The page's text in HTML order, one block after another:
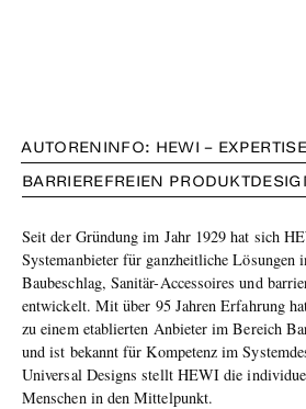
AUTORENINFO: HEWI –
BARRIEREFREIEN
Seit der Gründung im Jahr 1929 hat sich
Systemanbieter für ganzheitliche Lösungen
Baubeschlag, Sanitär-Accessoires und
entwickelt. Mit über 95 Jahren Erfahrung
zu einem etablierten Anbieter im Bereich
und ist bekannt für Kompetenz im
Universal Designs stellt HEWI die
Menschen in den Mittelpunkt.